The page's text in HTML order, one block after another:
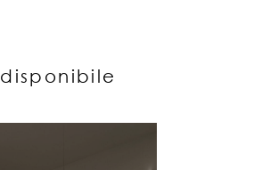
disponibile